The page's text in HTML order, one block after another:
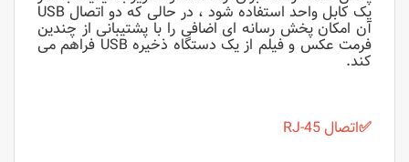
یک کابل واحد استفاده شود ، در حالی که دو اتصال USB
آن امکان پخش رسانه ای اضافی را با پشتیبانی از چندین
فرمت عکس و فیلم از یک دستگاه ذخیره USB فراهم می
کند.
✅اتصال RJ-45